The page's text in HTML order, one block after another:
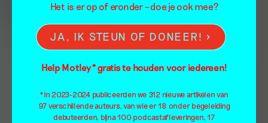
Het is er op of eronder – doe je ook mee?
JA, IK STEUN OF DONEER!
Help Motley* gratis te houden voor iedereen!
*In 2023-2024 publiceerden we 312 nieuwe artikelen van
97 verschillende auteurs, van wie er 18 onder begeleiding
debuteerden, bijna 100 podcastafleveringen, 17